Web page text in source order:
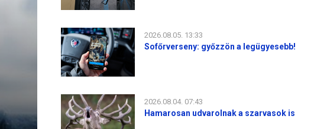
2026.08.05. 13:33
Sofőrverseny: győzzön a legügyesebb!
2026.08.04. 07:43
Hamarosan udvarolnak a szarvasok is